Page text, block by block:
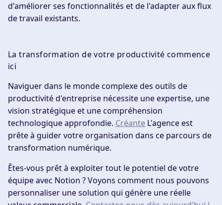
d'améliorer ses fonctionnalités et de l'adapter aux flux
de travail existants.
La transformation de votre productivité commence
ici
Naviguer dans le monde complexe des outils de
productivité d'entreprise nécessite une expertise, une
vision stratégique et une compréhension
technologique approfondie. Créante L'agence est
prête à guider votre organisation dans ce parcours de
transformation numérique.
Êtes-vous prêt à exploiter tout le potentiel de votre
équipe avec Notion ? Voyons comment nous pouvons
personnaliser une solution qui génère une réelle